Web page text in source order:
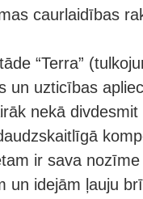
caurlaidības
“Terra”
un uzticības
nekā divdesmit
ir sava
un idejām ļauju